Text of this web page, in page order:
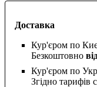
Доставка
Кур'єром по
Безкоштовно
Кур'єром по
Згідно тарифів